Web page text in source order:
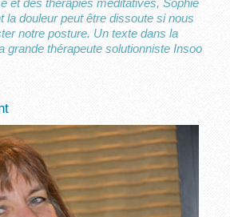
et des thérapies méditatives, Sophie
la douleur peut être dissoute si nous
notre posture. Un texte dans la
grande thérapeute solutionniste Insoo